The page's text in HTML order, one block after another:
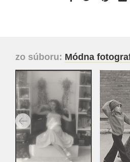
zo súboru: Módna